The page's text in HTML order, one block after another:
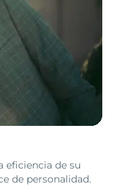
eficiencia de su
de personalidad.